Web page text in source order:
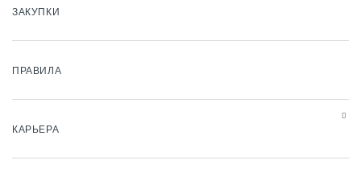
ЗАКУПКИ
ПРАВИЛА
КАРЬЕРА